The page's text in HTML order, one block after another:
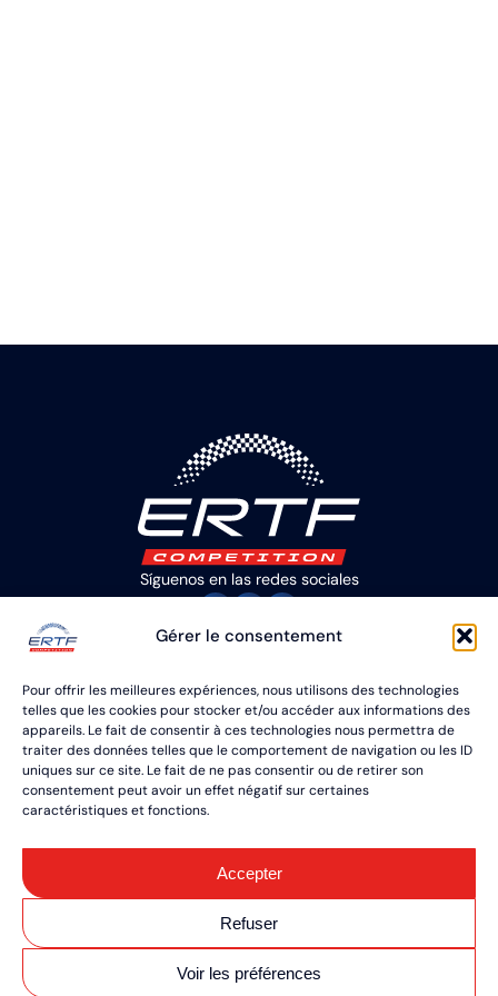
Gérer le consentement
Pour offrir les meilleures expériences, nous utilisons des technologies
telles que les cookies pour stocker et/ou accéder aux informations des
appareils. Le fait de consentir à ces technologies nous permettra de
traiter des données telles que le comportement de navigation ou les ID
uniques sur ce site. Le fait de ne pas consentir ou de retirer son
consentement peut avoir un effet négatif sur certaines
caractéristiques et fonctions.
Accepter
Refuser
Voir les préférences
Síguenos en las redes sociales
3 Allée de Copernic
56270 PLOEMEUR Francia
+33(2) 97 87 07 08
CONTACTO
Condiciones generales de venta
Mapa del sitio
Avisos legales
Pago Seguro
Gestión de cookies
Realización ARTGO Média